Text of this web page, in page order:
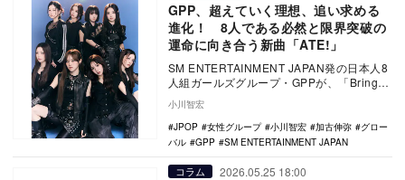
GPP、超えていく理想、追い求める
進化！ 8人である必然と限界突破の
運命に向き合う新曲「ATE!」
SM ENTERTAINMENT JAPAN発の日本人8
人組ガールズグループ・GPPが、「Bring it
Back」でのデビュ…
小川智宏
JPOP
女性グループ 小川智宏 加古伸弥
グロー
バル
GPP SM ENTERTAINMENT JAPAN
コラム 2026.05.25 18:00